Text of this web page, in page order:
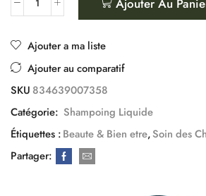
Ajouter a ma liste
Ajouter au comparatif
SKU 834639007358
Catégorie: Shampoing Liquide
Étiquettes :Beaute & Bien etre,Soin des
Partager: